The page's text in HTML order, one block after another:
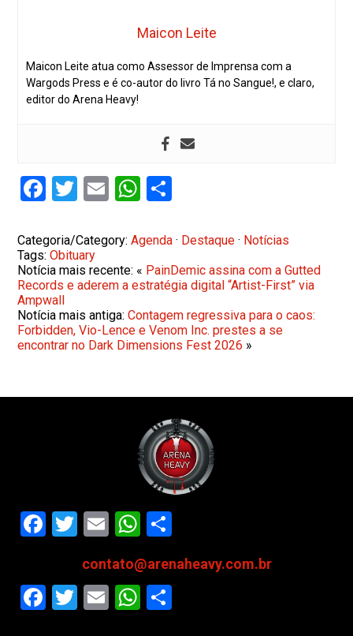
Maicon Leite
Maicon Leite atua como Assessor de Imprensa com a
Wargods Press e é co-autor do livro Tá no Sangue!, e claro,
editor do Arena Heavy!
Facebook
Twitter
EmailWhatsApp
Categoria/Category:Agenda · Destaque · Notícias
Tags:Obituary
Notícia mais recente: « PainDemic assina com a Gutted
Records e aderem a estratégia digital “Artist-First” via
Ampwall
Notícia mais antiga:Contagem regressiva para o caos:
Forbidden, Vio-Lence e Venom Inc. prestes a se
encontrar no Dark Dimensions Fest 2026 »
Facebook
Twitter
EmailWhatsApp
contato@arenaheavy.com.br
Facebook
Twitter
EmailWhatsApp